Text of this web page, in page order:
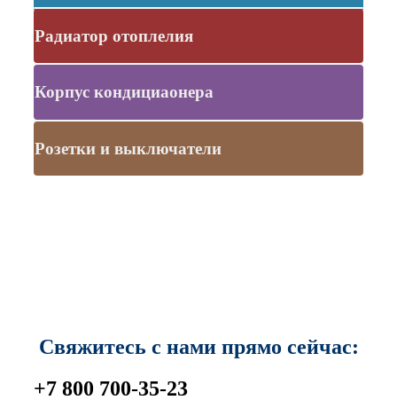
Радиатор отоплелия
Корпус кондициаонера
Розетки и выключатели
Свяжитесь с нами прямо сейчас:
+7 800 700-35-23